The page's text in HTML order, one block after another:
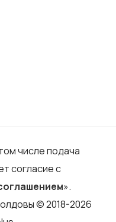
числе подача
согласие с
».
© 2018-2026